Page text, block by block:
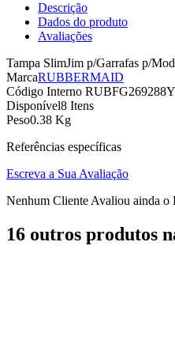
Descrição
Dados do produto
Avaliações
Tampa SlimJim p/Garrafas p/
MarcaRUBBERMAID
Código Interno
Disponível8 Itens
Peso0.38 Kg
Referências específicas
Escreva a Sua Avaliação
Nenhum Cliente Avaliou ainda o
16 outros produtos